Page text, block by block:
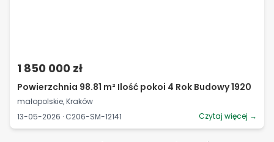
1 850 000 zł
Powierzchnia 98.81 m² Ilość pokoi 4 Rok Budowy 1920
małopolskie, Kraków
13-05-2026 · C206-SM-12141
Czytaj więcej →